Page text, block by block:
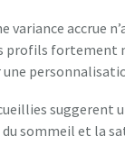
variance accrue
profils fortement
suggerent
sommeil et la